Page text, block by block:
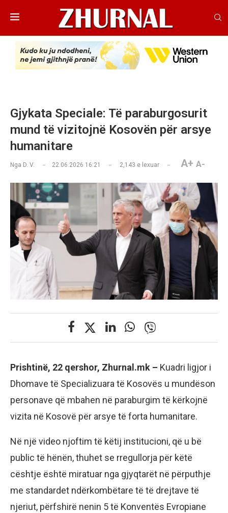
​Gjykata Speciale: Të paraburgosurit
mund të vizitojnë Kosovën për arsye
humanitare
Nga D. V. 22.06.2026 16:21 2,143 e lexuar A+ A-
Prishtinë, 22 qershor, Zhurnal.mk – Kuadri ligjor i
Dhomave të Specializuara të Kosovës u mundëson
personave që mbahen në paraburgim të kërkojnë
vizita në Kosovë për arsye të forta humanitare.
Në një video njoftim të këtij institucioni, që u bë
public të hënën, thuhet se rregullorja për këtë
cështje është miratuar nga gjyqtarët në përputhje
me standardet ndërkombëtare të të drejtave të
njeriut, përfshirë nenin 5 të Konventës Evropiane